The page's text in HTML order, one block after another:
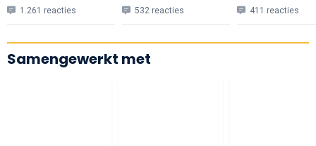
1.261 reacties
532 reacties
411 reacties
Samengewerkt met